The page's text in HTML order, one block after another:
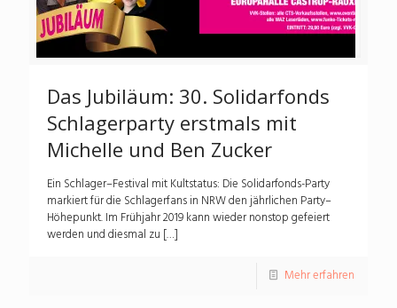
Das Jubiläum: 30. Solidarfonds
Schlagerparty erstmals mit
Michelle und Ben Zucker
Ein Schlager–Festival mit Kultstatus: Die Solidarfonds-Party
markiert für die Schlagerfans in NRW den jährlichen Party–
Höhepunkt. Im Frühjahr 2019 kann wieder nonstop gefeiert
werden und diesmal zu […]
Mehr erfahren